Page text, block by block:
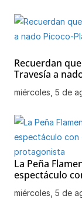
Recuerdan
Travesía a
miércoles, 5 de
La Peña
espectáculo
como
miércoles, 5 de